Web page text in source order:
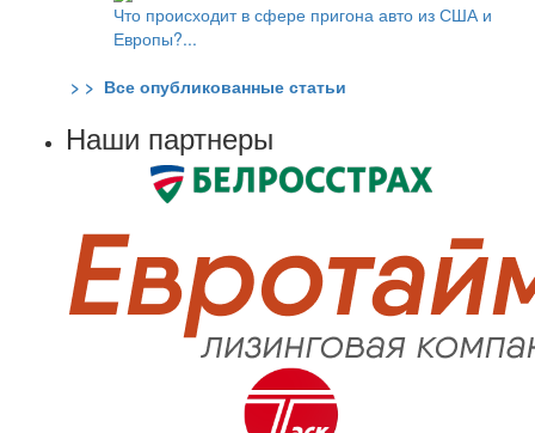
Что происходит в сфере пригона авто из США и
Европы?...
> > Все опубликованные статьи
Наши партнеры